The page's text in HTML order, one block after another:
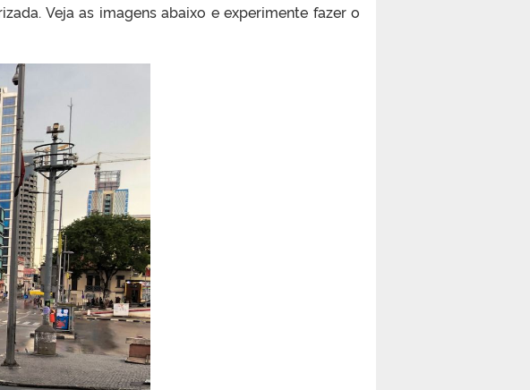
Veja as imagens abaixo e experimente fazer o